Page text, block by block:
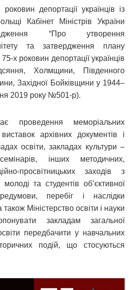
депортації українців із
Кабінет Міністрів України
“Про утворення
та затвердження плану
х роковин депортації українців
Холмщини, Південного
Західної Бойківщини у 1944–
2019 року №501-р).
проведення меморіальних
архівних документів і
освіти, закладах культури –
інших методичних,
просвітницьких заходів з
та студентів об’єктивної
перебіг і наслідки
також Міністерство освіти і науки
закладам загальної
передбачити у навчальних
подій, що стосуються